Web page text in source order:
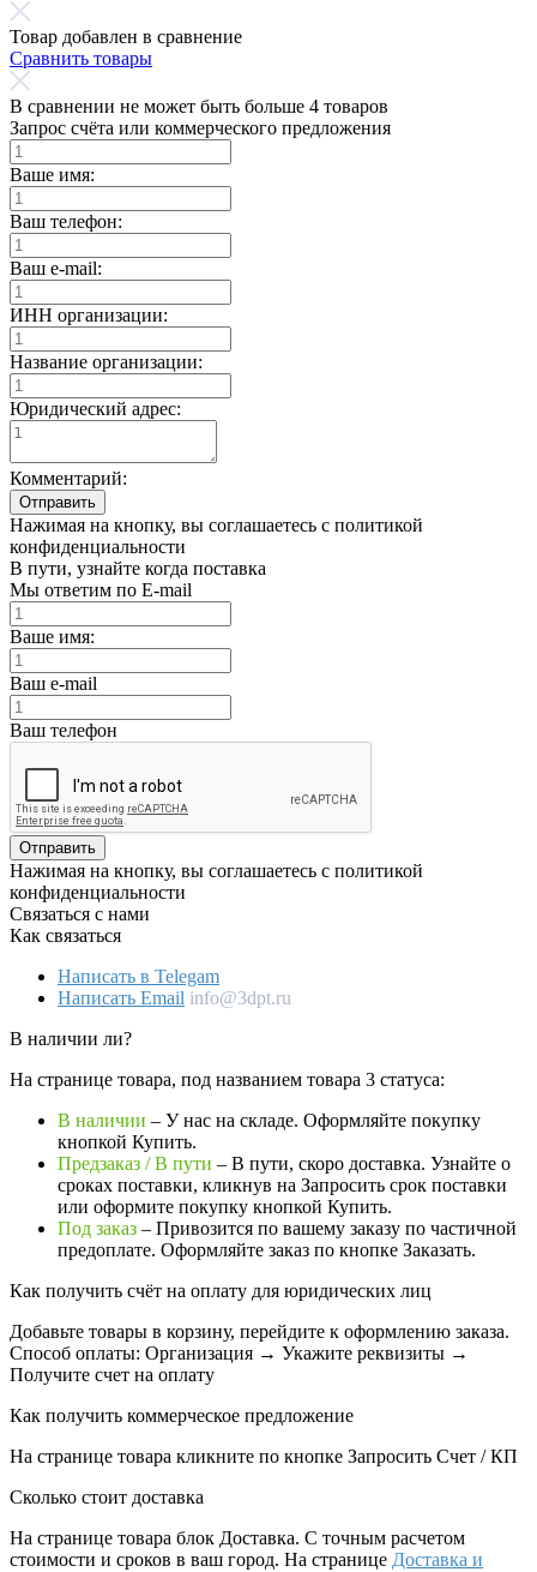
Товар добавлен в сравнение
Сравнить товары
В сравнении не может быть больше 4 товаров
Запрос счёта или коммерческого предложения
Ваше имя:
Ваш телефон:
Ваш e-mail:
ИНН организации:
Название организации:
Юридический адрес:
Комментарий:
Отправить
Нажимая на кнопку, вы соглашаетесь с политикой
конфиденциальности
В пути, узнайте когда поставка
Мы ответим по E-mail
Ваше имя:
Ваш e-mail
Ваш телефон
Отправить
Нажимая на кнопку, вы соглашаетесь с политикой
конфиденциальности
Связаться с нами
Как связаться
Написать в Telegam
Написать Email info@3dpt.ru
В наличии ли?
На странице товара, под названием товара 3 статуса:
В наличии – У нас на складе. Оформляйте покупку
кнопкой Купить.
Предзаказ / В пути – В пути, скоро доставка. Узнайте о
сроках поставки, кликнув на Запросить cрок поставки
или оформите покупку кнопкой Купить.
Под заказ – Привозится по вашему заказу по частичной
предоплате. Оформляйте заказ по кнопке Заказать.
Как получить счёт на оплату для юридических лиц
Добавьте товары в корзину, перейдите к оформлению заказа.
Способ оплаты: Организация → Укажите реквизиты →
Получите счет на оплату
Как получить коммерческое предложение
На странице товара кликните по кнопке Запросить Счет / КП
Сколько стоит доставка
На странице товара блок Доставка. С точным расчетом
стоимости и сроков в ваш город. На странице Доставка и